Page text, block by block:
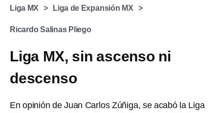
Liga MX Liga de Expansión MX
Ricardo Salinas Pliego
Liga MX, sin ascenso ni
descenso
En opinión de Juan Carlos Zúñiga, se acabó la Liga